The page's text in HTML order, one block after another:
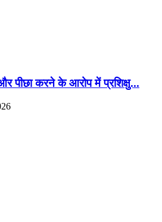
पीछा करने के आरोप में प्रशिक्षु...